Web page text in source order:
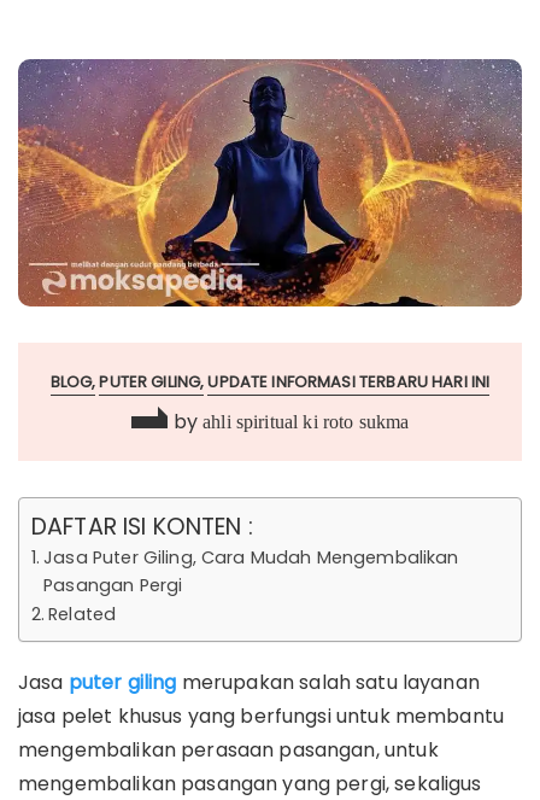
BLOG PUTER GILING UPDATE INFORMASI TERBARU HARI INI
byahli spiritual ki roto sukma
DAFTAR ISI KONTEN :
Jasa Puter Giling, Cara Mudah Mengembalikan
Pasangan Pergi
Related
Jasa puter giling merupakan salah satu layanan
jasa pelet khusus yang berfungsi untuk membantu
mengembalikan perasaan pasangan, untuk
mengembalikan pasangan yang pergi, sekaligus